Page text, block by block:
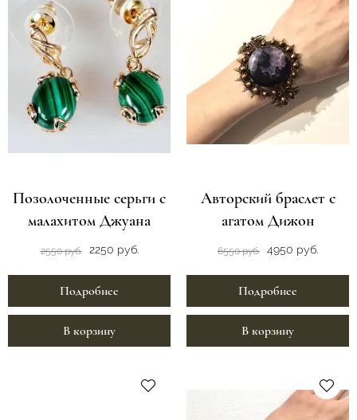
Позолоченные серьги с
малахитом Джуана
2550 руб. 2250 руб.
Подробнее
В корзину
Авторский браслет с
агатом Дижон
6550 руб. 4950 руб.
Подробнее
В корзину